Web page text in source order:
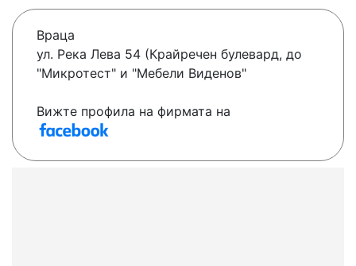
Враца
ул. Река Лева 54 (Крайречен булевард, до
"Микротест" и "Мебели Виденов"
Вижте профила на фирмата на